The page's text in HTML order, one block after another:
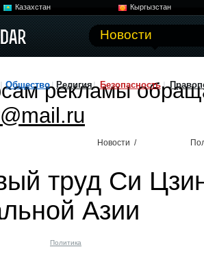
Казахстан
Кыргызстан
Новости
Общество Религия Безопасность
рекламы
Новости /
труд Си
Азии
Политика